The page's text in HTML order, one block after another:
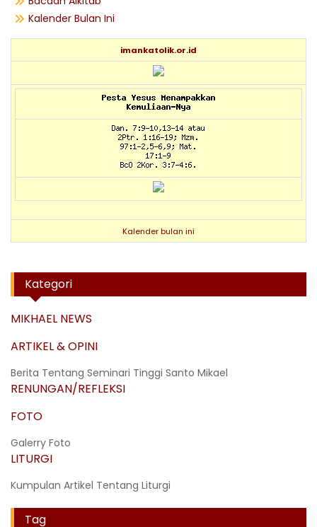
Kalender Bulan Ini
imankatolik.or.id
Kalender bulan ini
Kategori
MIKHAEL NEWS
ARTIKEL & OPINI
Berita Tentang Seminari Tinggi Santo Mikael
RENUNGAN/REFLEKSI
FOTO
Galerry Foto
LITURGI
Kumpulan Artikel Tentang Liturgi
Tag